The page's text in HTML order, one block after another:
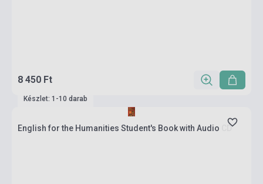
8 450 Ft
Készlet: 1-10 darab
English for the Humanities Student's Book with Audio CD